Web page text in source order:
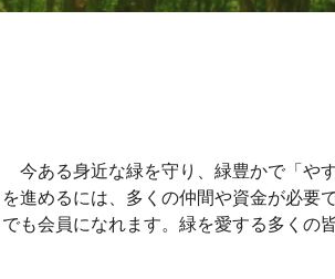
今ある身近な緑を守り、緑豊かで「や
を進めるには、多くの仲間や資金が必要
でも会員になれます。緑を愛する多くの